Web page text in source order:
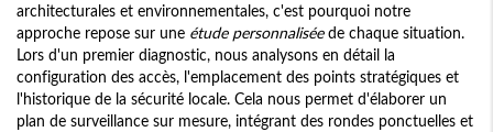
architecturales et environnementales, c'est pourquoi notre
approche repose sur une étude personnaliséede chaque situation.
Lors d'un premier diagnostic, nous analysons en détail la
configuration des accès, l'emplacement des points stratégiques et
l'historique de la sécurité locale. Cela nous permet d'élaborer un
plan de surveillance sur mesure, intégrant des rondes ponctuelles et